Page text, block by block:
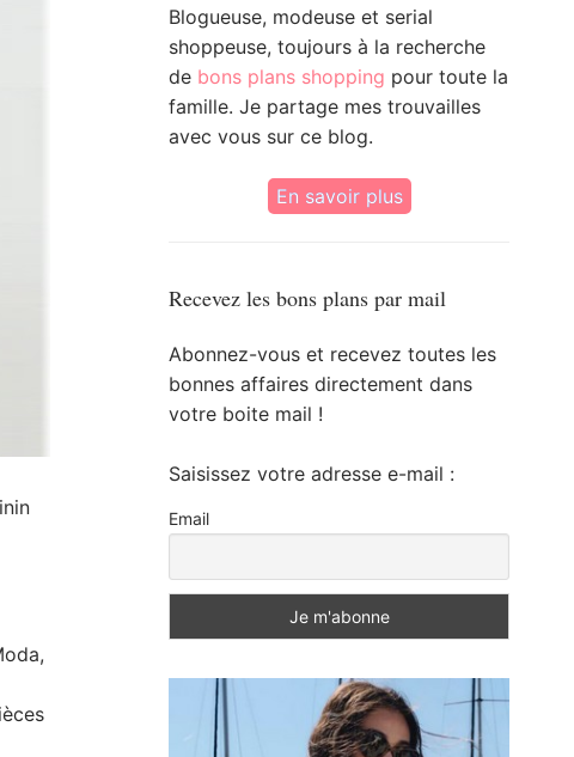
Blogueuse, modeuse et serial
shoppeuse, toujours à la recherche
de bons plans shopping pour toute la
famille. Je partage mes trouvailles
avec vous sur ce blog.
En savoir plus
Recevez les bons plans par mail
Abonnez-vous et recevez toutes les
bonnes affaires directement dans
votre boite mail !
Saisissez votre adresse e-mail :
Email